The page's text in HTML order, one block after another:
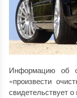
Информацию об
«произвести
свидетельствует о